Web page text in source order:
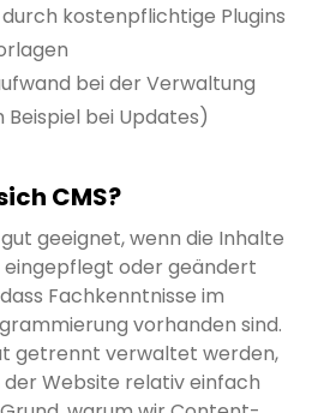
kostenpflichtige Plugins
bei der Verwaltung
Beispiel bei Updates)
CMS?
geeignet, wenn die Inhalte
oder geändert
Fachkenntnisse im
vorhanden sind.
getrennt verwaltet werden,
der Website relativ einfach